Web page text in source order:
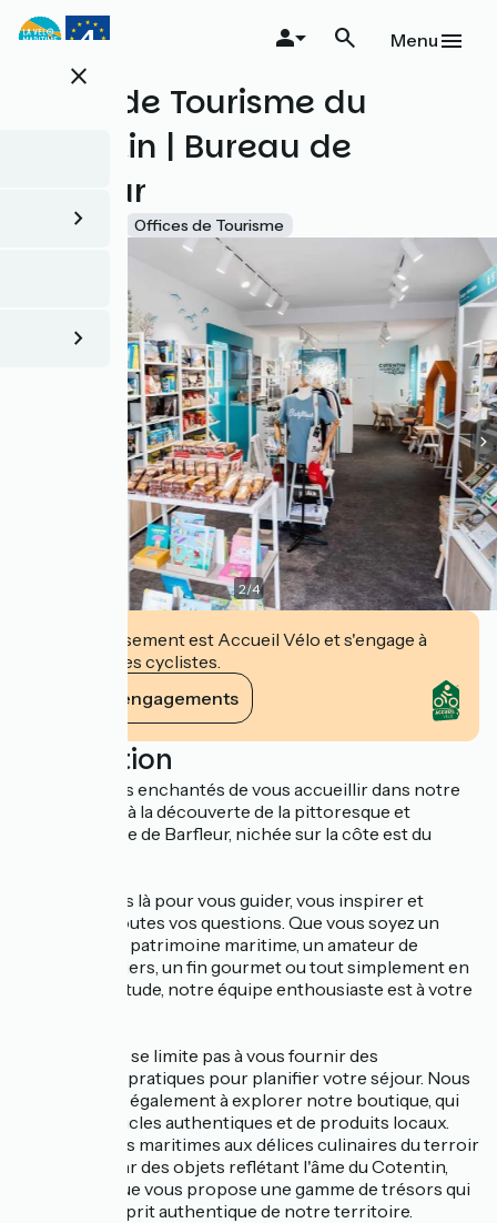
Aller
au
principalclose
Menu
Office de Tourisme du
Cotentin | Bureau de
Barfleur
Accueil Vélo Offices de Tourisme
2/4
Cet établissement est Accueil Vélo et s'engage à
accueillir des cyclistes.
Voir ses engagements
Description
Nous sommes enchantés de vous accueillir dans notre
espace dédié à la découverte de la pittoresque et
historique ville de Barfleur, nichée sur la côte est du
Nous sommes là pour vous guider, vous inspirer et
répondre à toutes vos questions. Que vous soyez un
passionné de patrimoine maritime, un amateur de
paysages côtiers, un fin gourmet ou tout simplement en
quête de quiétude, notre équipe enthousiaste est à votre
Notre rôle ne se limite pas à vous fournir des
informations pratiques pour planifier votre séjour. Nous
vous invitons également à explorer notre boutique, qui
regorge d'articles authentiques et de produits locaux.
Des souvenirs maritimes aux délices culinaires du terroir
en passant par des objets reflétant l'âme du Cotentin,
notre boutique vous propose une gamme de trésors qui
évoquent l'esprit authentique de notre territoire.